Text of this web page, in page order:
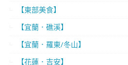
【東部美食】
【宜蘭．礁溪】
【宜蘭．羅東/冬山】
【花蓮．吉安】